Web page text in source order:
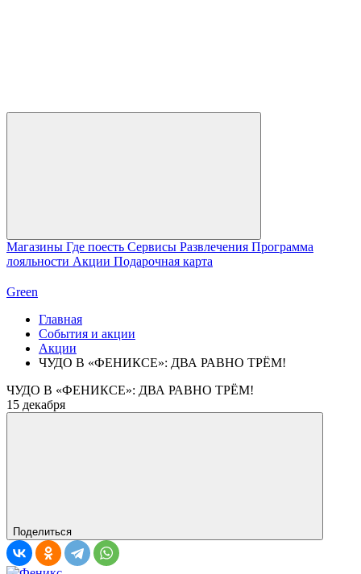
Магазины Где поесть Сервисы Развлечения Программа
лояльности Акции Подарочная карта
Green
Главная
События и акции
Акции
ЧУДО В «ФЕНИКСЕ»: ДВА РАВНО ТРЁМ!
ЧУДО В «ФЕНИКСЕ»: ДВА РАВНО ТРЁМ!
15 декабря
Поделиться